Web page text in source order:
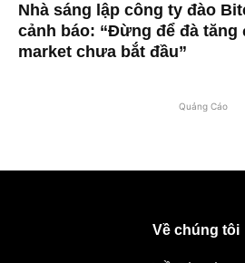
Nhà sáng lập công ty đào
cảnh báo: “Đừng để đà tăng
market chưa bắt đầu”
Quảng Cáo
Về chúng tôi